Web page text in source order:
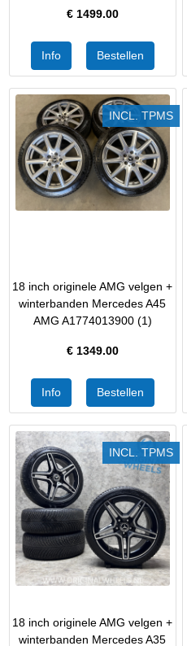
€ 1499.00
INCL. TPMS
18 inch originele AMG velgen +
winterbanden Mercedes A45
AMG A1774013900 (1)
€ 1349.00
INCL. TPMS
18 inch originele AMG velgen +
winterbanden Mercedes A35